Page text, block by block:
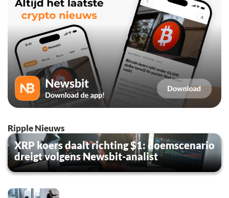
Ripple Nieuws
XRP koers daalt richting $1: doemscenario
dreigt volgens Newsbit-analist